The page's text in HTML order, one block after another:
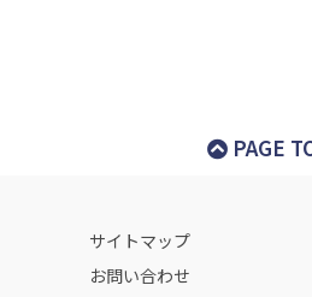
PAGE
サイトマップ
お問い合わせ